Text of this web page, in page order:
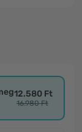
12.580 Ft
16.980 Ft